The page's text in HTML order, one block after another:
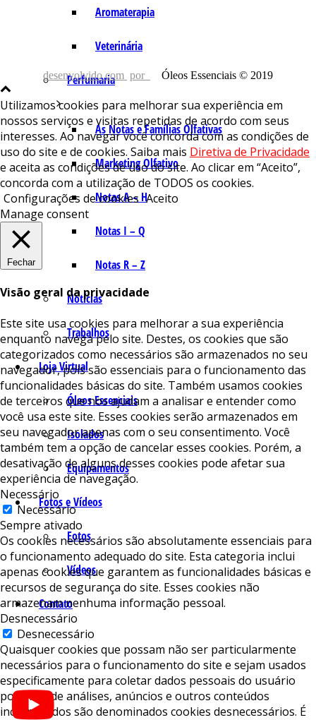
Aromaterapia
Veterinária
Perfumaria
As Notas e Famílias Olfativas
Marketing Olfativo
Notas A – H
Notas I – Q
Notas R – Z
Notícias
Trabalhos
Loja Virtual
Óleos Essenciais
Isolados
Equipamentos
Fotos e Vídeos
Fotos
Vídeos
Contato
desenvolvido com por Óleos Essenciais © 2019
Utilizamos cookies para melhorar sua experiência em
nossos serviços e visitas repetidas de acordo com seus
interesses. Ao navegar você concorda com as condições de
uso do site e de cookies. Saiba mais Diretiva de Privacidade
e aceita as condições de uso do site. Ao clicar em “Aceito”,
concorda com a utilização de TODOS os cookies.
Configurações de cookies Aceito
Manage consent
Fechar
Visão geral da privacidade
Este site usa cookies para melhorar a sua experiência
enquanto navega pelo site. Destes, os cookies que são
categorizados como necessários são armazenados no seu
navegador, pois são essenciais para o funcionamento das
funcionalidades básicas do site. Também usamos cookies
de terceiros que nos ajudam a analisar e entender como
você usa este site. Esses cookies serão armazenados em
seu navegador apenas com o seu consentimento. Você
também tem a opção de cancelar esses cookies. Porém, a
desativação de alguns desses cookies pode afetar sua
experiência de navegação.
Necessário
Necessário
Sempre ativado
Os cookies necessários são absolutamente essenciais para
o funcionamento adequado do site. Esta categoria inclui
apenas cookies que garantem as funcionalidades básicas e
recursos de segurança do site. Esses cookies não
armazenam nenhuma informação pessoal.
Desnecessário
Desnecessário
Quaisquer cookies que possam não ser particularmente
necessários para o funcionamento do site e sejam usados ​​
especificamente para coletar dados pessoais do usuário
por meio de análises, anúncios e outros conteúdos
incorporados são denominados cookies desnecessários. É